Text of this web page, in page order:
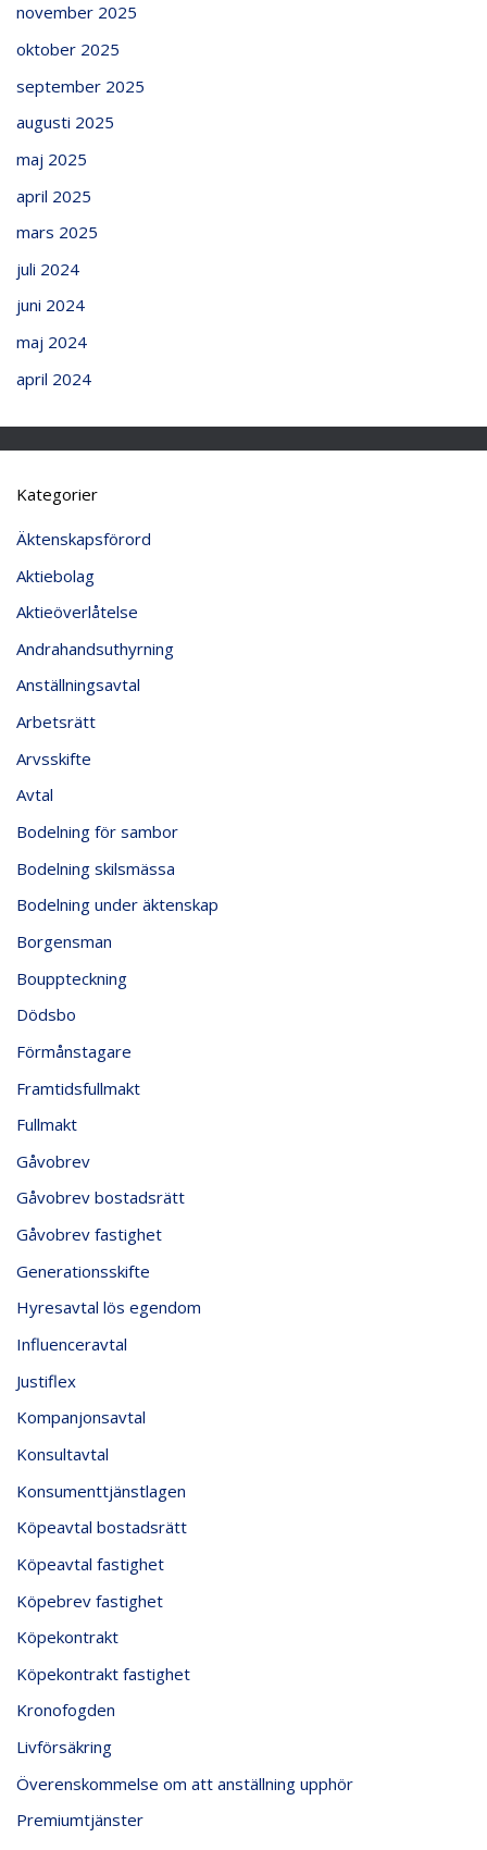
november 2025
oktober 2025
september 2025
augusti 2025
maj 2025
april 2025
mars 2025
juli 2024
juni 2024
maj 2024
april 2024
Kategorier
Äktenskapsförord
Aktiebolag
Aktieöverlåtelse
Andrahandsuthyrning
Anställningsavtal
Arbetsrätt
Arvsskifte
Avtal
Bodelning för sambor
Bodelning skilsmässa
Bodelning under äktenskap
Borgensman
Bouppteckning
Dödsbo
Förmånstagare
Framtidsfullmakt
Fullmakt
Gåvobrev
Gåvobrev bostadsrätt
Gåvobrev fastighet
Generationsskifte
Hyresavtal lös egendom
Influenceravtal
Justiflex
Kompanjonsavtal
Konsultavtal
Konsumenttjänstlagen
Köpeavtal bostadsrätt
Köpeavtal fastighet
Köpebrev fastighet
Köpekontrakt
Köpekontrakt fastighet
Kronofogden
Livförsäkring
Överenskommelse om att anställning upphör
Premiumtjänster